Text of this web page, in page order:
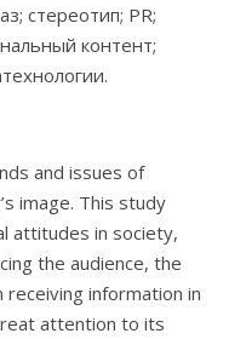
стереотип; PR;
контент;
and issues of
image. This study
attitudes in society,
the audience, the
information in
attention to its